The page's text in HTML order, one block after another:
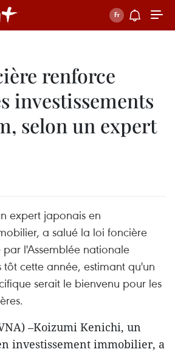
renforce
investissements
selon un expert
expert japonais en
a salué la loi foncière
l'Assemblée nationale
cette année, estimant qu'un
serait le bienvenu pour les
–Koizumi Kenichi, un
investissement immobilier, a